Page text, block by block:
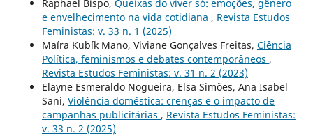
Raphael Bispo, Queixas do viver só: emoções, gênero
e envelhecimento na vida cotidiana , Revista Estudos
Feministas: v. 33 n. 1 (2025)
Maíra Kubík Mano, Viviane Gonçalves Freitas, Ciência
Política, feminismos e debates contemporâneos ,
Revista Estudos Feministas: v. 31 n. 2 (2023)
Elayne Esmeraldo Nogueira, Elsa Simões, Ana Isabel
Sani, Violência doméstica: crenças e o impacto de
campanhas publicitárias , Revista Estudos Feministas:
v. 33 n. 2 (2025)